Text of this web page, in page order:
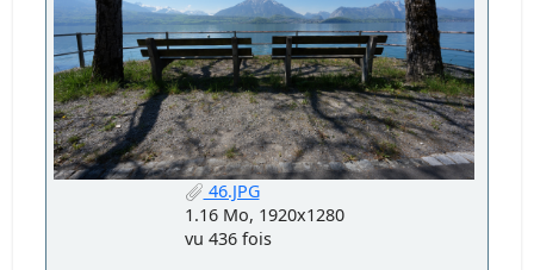
46.JPG
1.16 Mo, 1920x1280
vu 436 fois